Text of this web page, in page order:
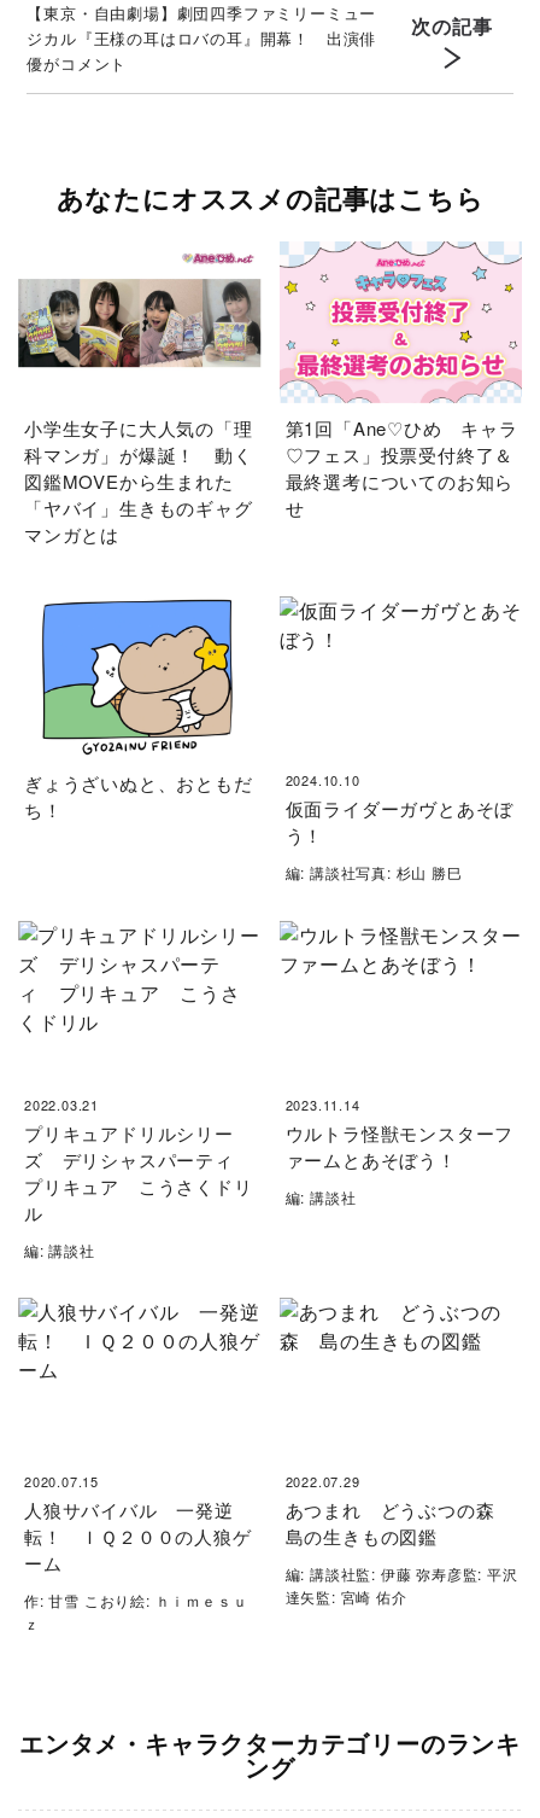
【東京・自由劇場】劇団四季ファミリーミュー
ジカル『王様の耳はロバの耳』開幕！ 出演俳
優がコメント
次の記事
あなたにオススメの記事はこちら
小学生女子に大人気の「理
科マンガ」が爆誕！ 動く
図鑑MOVEから生まれた
「ヤバイ」生きものギャグ
マンガとは
第1回「Ane♡ひめ キャラ
♡フェス」投票受付終了＆
最終選考についてのお知ら
せ
ぎょうざいぬと、おともだ
ち！
2024.10.10
仮面ライダーガヴとあそぼ
う！
編: 講談社写真: 杉山 勝巳
2022.03.21
プリキュアドリルシリー
ズ デリシャスパーティ
プリキュア こうさくドリ
ル
編: 講談社
2023.11.14
ウルトラ怪獣モンスターフ
ァームとあそぼう！
編: 講談社
2020.07.15
人狼サバイバル 一発逆
転！ ＩＱ２００の人狼ゲ
ーム
作: 甘雪 こおり絵: ｈｉｍｅｓｕ
ｚ
2022.07.29
あつまれ どうぶつの森
島の生きもの図鑑
編: 講談社監: 伊藤 弥寿彦監: 平沢
達矢監: 宮崎 佑介
エンタメ・キャラクターカテゴリーのランキ
ング